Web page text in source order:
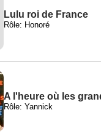
Lulu roi de France
Rôle: Honoré
A l'heure où les
Rôle: Yannick